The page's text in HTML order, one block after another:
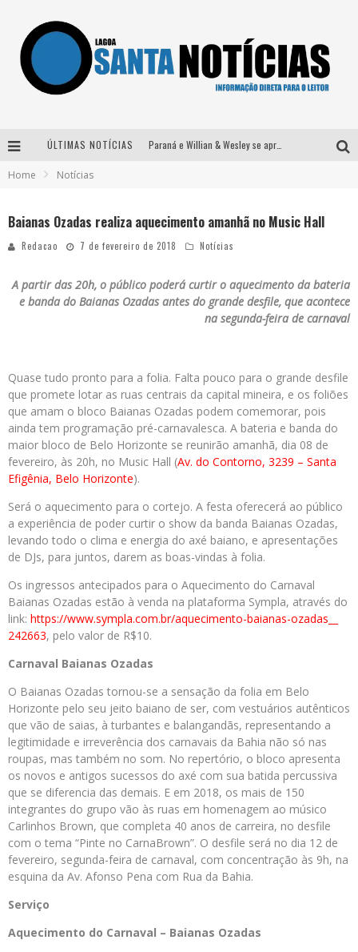
ÚLTIMAS NOTÍCIAS Paraná e Willian & Wesley se apresentam no Carretão Trevo Contagem nesta sexta-feira
Home Notícias
Baianas Ozadas realiza aquecimento amanhã no Music Hall
Redacao 7 de fevereiro de 2018 Notícias
A partir das 20h, o público poderá curtir o aquecimento da bateria
e banda do Baianas Ozadas antes do grande desfile, que acontece
na segunda-feira de carnaval
Quase tudo pronto para a folia. Falta pouco para o grande desfile
que promete lotar as ruas centrais da capital mineira, e os foliões
que amam o bloco Baianas Ozadas podem comemorar, pois
ainda tem programação pré-carnavalesca. A bateria e banda do
maior bloco de Belo Horizonte se reunirão amanhã, dia 08 de
fevereiro, às 20h, no Music Hall (Av. do Contorno, 3239 – Santa
Efigênia, Belo Horizonte).
Será o aquecimento para o cortejo. A festa oferecerá ao público
a experiência de poder curtir o show da banda Baianas Ozadas,
levando todo o clima e energia do axé baiano, e apresentações
de DJs, para juntos, darem as boas-vindas à folia.
Os ingressos antecipados para o Aquecimento do Carnaval
Baianas Ozadas estão à venda na plataforma Sympla, através do
link: https://www.sympla.com.br/aquecimento-baianas-ozadas__
242663, pelo valor de R$10.
Carnaval Baianas Ozadas
O Baianas Ozadas tornou-se a sensação da folia em Belo
Horizonte pelo seu jeito baiano de ser, com vestuários autênticos
que vão de saias, à turbantes e balangandãs, representando a
legitimidade e irreverência dos carnavais da Bahia não só nas
roupas, mas também no som. No repertório, o bloco apresenta
os novos e antigos sucessos do axé com sua batida percussiva
que se diferencia das demais. E em 2018, os mais de 150
integrantes do grupo vão às ruas em homenagem ao músico
Carlinhos Brown, que completa 40 anos de carreira, no desfile
com o tema “Pinte no CarnaBrown”. O desfile será no dia 12 de
fevereiro, segunda-feira de carnaval, com concentração às 9h, na
esquina da Av. Afonso Pena com Rua da Bahia.
Serviço
Aquecimento do Carnaval – Baianas Ozadas